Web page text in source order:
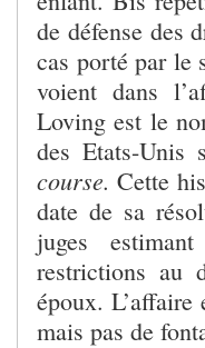
de défense des
cas porté par le
voient dans
Loving est le
des Etats-Unis
course. Cette
date de sa
juges
restrictions au
époux.
mais pas de